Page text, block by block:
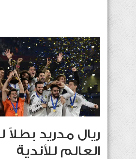
ريال مدريد
العالم للأندية